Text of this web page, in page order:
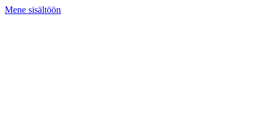
Mene sisältöön